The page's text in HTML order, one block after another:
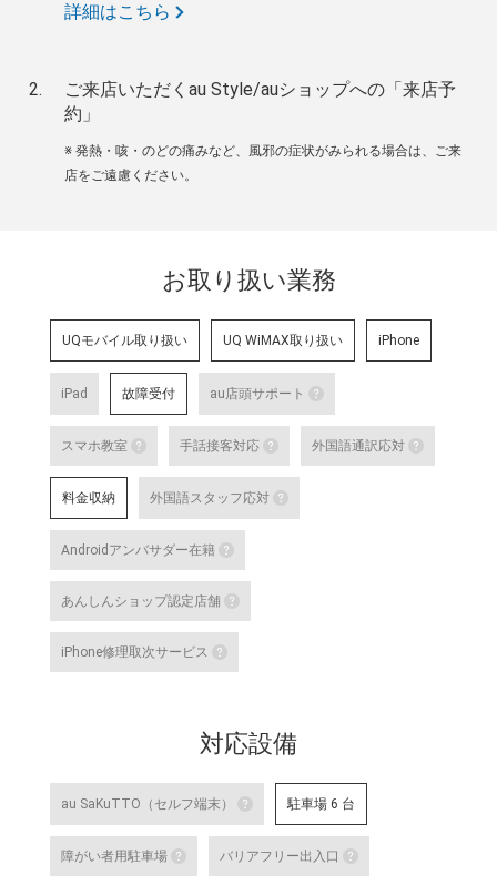
詳細はこちら
ご来店いただくau Style/auショップへの「来店予
約」
※ 発熱・咳・のどの痛みなど、風邪の症状がみられる場合は、ご来
店をご遠慮ください。
お取り扱い業務
UQモバイル取り扱い UQ WiMAX取り扱い iPhone
iPad 故障受付 au店頭サポート
au店頭サポート
au店頭サポート定額
スマホ教室
スマートフォン・タブレット教室 を開催して
手話接客対応
手話スタッフが在籍し、ケ
外国語通訳応対
料金収納 外国語スタッフ応対
Androidアンバサダー在籍
あんしんショップ認定店舗
詳細はこちら
iPhone修理取次サービス
詳細はこちら
対応設備
au SaKuTTO（セルフ端末）
au SaKuTTO（セルフ端末）
お客さまご自身でお手続き可
駐車場 6 台
障がい者用駐車場 バリアフリー出入口